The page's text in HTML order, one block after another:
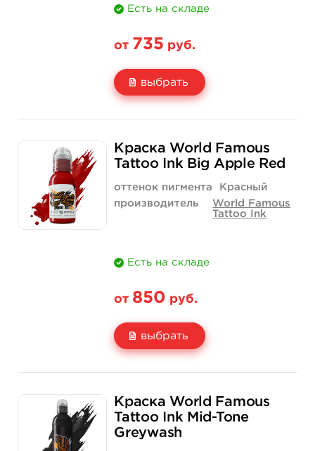
Есть на складе
от 735 руб.
выбрать
Количество
735 руб.
купить
1 257 руб.
купить
Краска World Famous
Tattoo Ink Big Apple Red
оттенок пигмента
Красный
производитель
World Famous
Tattoo Ink
Есть на складе
от 850 руб.
выбрать
Количество
850 руб.
купить
1 400 руб.
Краска World Famous
Tattoo Ink Mid-Tone
Greywash